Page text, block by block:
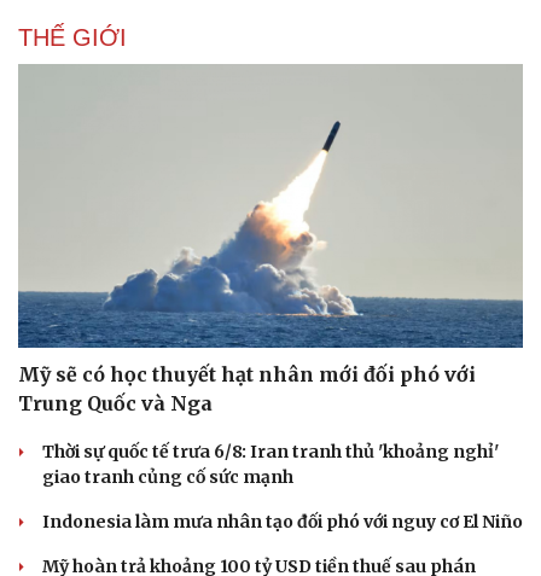
THẾ GIỚI
Mỹ sẽ có học thuyết hạt nhân mới đối phó với
Trung Quốc và Nga
Thời sự quốc tế trưa 6/8: Iran tranh thủ 'khoảng nghỉ'
giao tranh củng cố sức mạnh
Indonesia làm mưa nhân tạo đối phó với nguy cơ El Niño
Mỹ hoàn trả khoảng 100 tỷ USD tiền thuế sau phán